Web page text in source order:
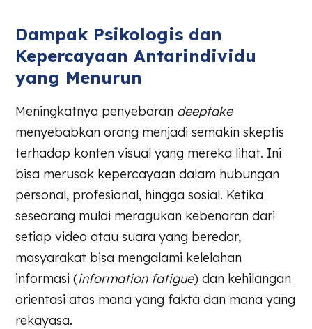
Dampak Psikologis dan
Kepercayaan Antarindividu
yang Menurun
Meningkatnya penyebaran deepfake
menyebabkan orang menjadi semakin skeptis
terhadap konten visual yang mereka lihat. Ini
bisa merusak kepercayaan dalam hubungan
personal, profesional, hingga sosial. Ketika
seseorang mulai meragukan kebenaran dari
setiap video atau suara yang beredar,
masyarakat bisa mengalami kelelahan
informasi (information fatigue) dan kehilangan
orientasi atas mana yang fakta dan mana yang
rekayasa.